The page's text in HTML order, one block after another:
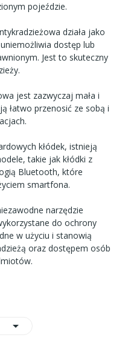
pojeździe.
działa jako
dostęp lub
Jest to skuteczny
jest zazwyczaj mała i
łatwo przenosić ze sobą i
kłódek, istnieją
takie jak kłódki z
Bluetooth, które
smartfona.
narzędzie
do ochrony
w użyciu i stanowią
oraz dostępem osób
